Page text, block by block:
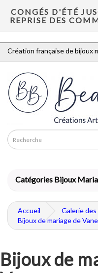
CONGÉS D'ÉTÉ
REPRISE DES
Création française de bijoux
Catégories Bijoux
Accueil Galerie des
Bijoux de mariage de
Bijoux de